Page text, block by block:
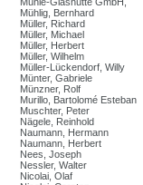
Mühlig, Bernhard
Müller, Richard
Müller, Michael
Müller, Herbert
Müller, Wilhelm
Müller-Lückendorf, Willy
Münter, Gabriele
Münzner, Rolf
Murillo, Bartolomé Esteban
Muschter, Peter
Nägele, Reinhold
Naumann, Hermann
Naumann, Herbert
Nees, Joseph
Nessler, Walter
Nicolai, Olaf